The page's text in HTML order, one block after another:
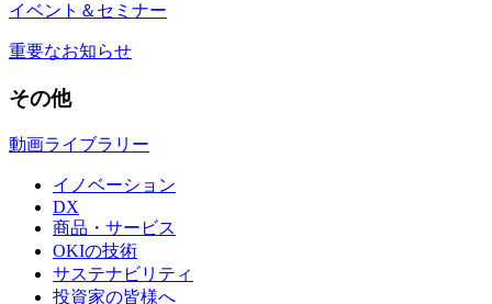
イベント＆セミナー
重要なお知らせ
その他
動画ライブラリー
イノベーション
DX
商品・サービス
OKIの技術
サステナビリティ
投資家の皆様へ